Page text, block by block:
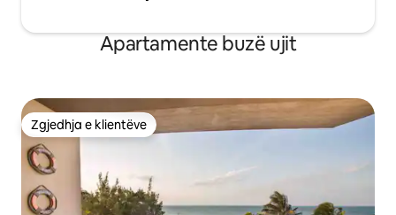
Apartamente buzë ujit
Zgjedhja e klientëve
Zgjedhja e klientëve